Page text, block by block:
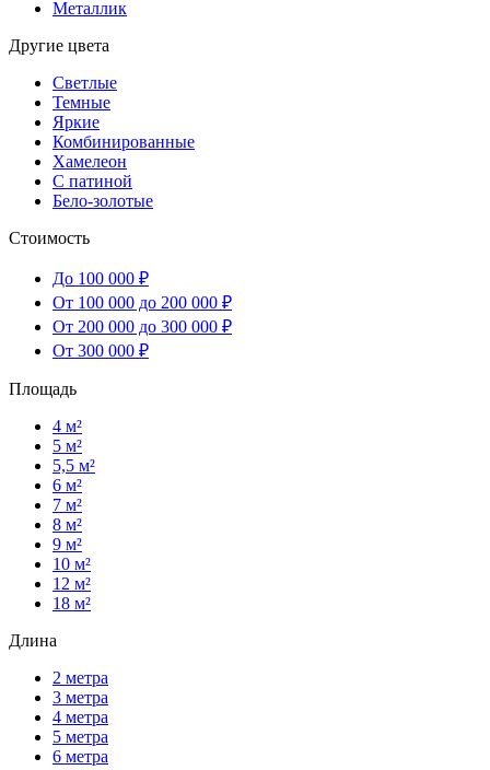
Металлик
Другие цвета
Светлые
Темные
Яркие
Комбинированные
Хамелеон
С патиной
Бело-золотые
Стоимость
До 100 000 ₽
От 100 000 до 200 000 ₽
От 200 000 до 300 000 ₽
От 300 000 ₽
Площадь
4 м²
5 м²
5,5 м²
6 м²
7 м²
8 м²
9 м²
10 м²
12 м²
18 м²
Длина
2 метра
3 метра
4 метра
5 метра
6 метра